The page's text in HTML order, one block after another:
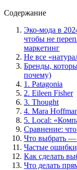
Содержание
Эко-мода в
чтобы не
маркетинг
Не все
Бренды,
почему)
1. Patagonia
2. Eileen Fisher
3. Thought
4. Mara
5. Local:
Сравнение:
Что выбрать —
Частые
Как сделать
Что делать